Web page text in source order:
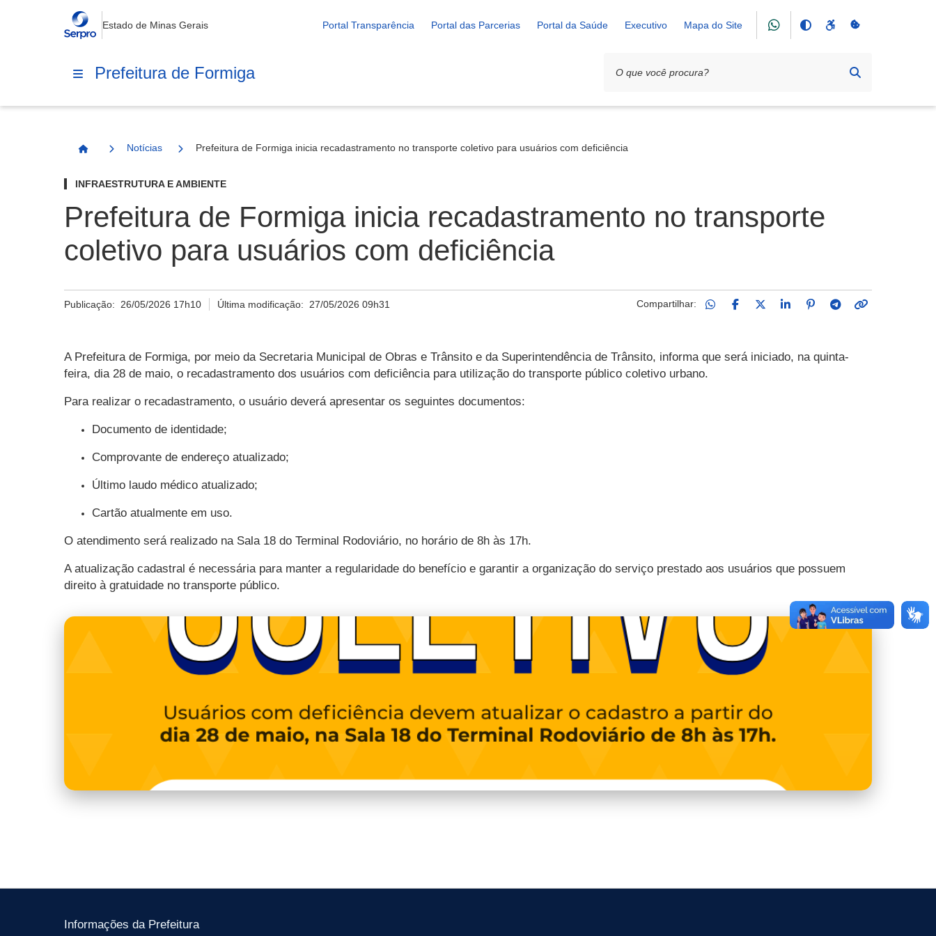
Estado de Minas Gerais Portal Transparência Portal das Parcerias Portal da Saúde Executivo Mapa do Site
Prefeitura de Formiga
Página Inicial
Notícias Prefeitura de Formiga inicia recadastramento no transporte coletivo para usuários com deficiência
INFRAESTRUTURA E AMBIENTE
Prefeitura de Formiga inicia recadastramento no transporte
coletivo para usuários com deficiência
Publicação: 26/05/2026 17h10 Última modificação: 27/05/2026 09h31 Compartilhar:
A Prefeitura de Formiga, por meio da Secretaria Municipal de Obras e Trânsito e da Superintendência de Trânsito, informa que será iniciado, na quinta-
feira, dia 28 de maio, o recadastramento dos usuários com deficiência para utilização do transporte público coletivo urbano.
Para realizar o recadastramento, o usuário deverá apresentar os seguintes documentos:
Documento de identidade;
Comprovante de endereço atualizado;
Último laudo médico atualizado;
Cartão atualmente em uso.
O atendimento será realizado na Sala 18 do Terminal Rodoviário, no horário de 8h às 17h.
A atualização cadastral é necessária para manter a regularidade do benefício e garantir a organização do serviço prestado aos usuários que possuem
direito à gratuidade no transporte público.
Informações da Prefeitura